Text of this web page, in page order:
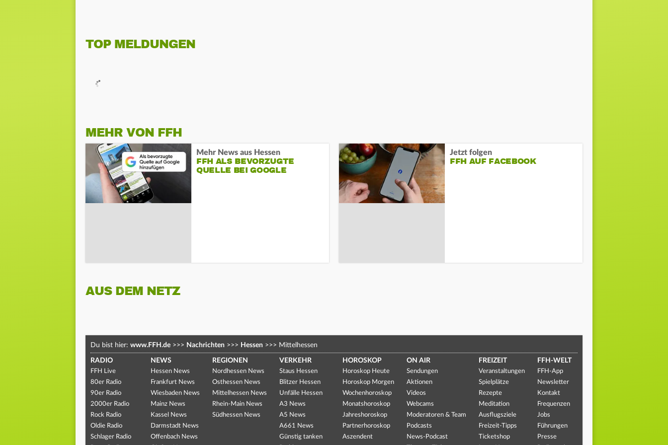
TOP MELDUNGEN
MEHR VON FFH
Mehr News aus Hessen
FFH ALS BEVORZUGTE
QUELLE BEI GOOGLE
Jetzt folgen
FFH AUF FACEBOOK
AUS DEM NETZ
Du bist hier: www.FFH.de >>> Nachrichten >>> Hessen >>> Mittelhessen
RADIO
FFH Live
80er Radio
90er Radio
2000er Radio
Rock Radio
Oldie Radio
Schlager Radio
NEWS
Hessen News
Frankfurt News
Wiesbaden News
Mainz News
Kassel News
Darmstadt News
Offenbach News
REGIONEN
Nordhessen News
Osthessen News
Mittelhessen News
Rhein-Main News
Südhessen News
VERKEHR
Staus Hessen
Blitzer Hessen
Unfälle Hessen
A3 News
A5 News
A661 News
Günstig tanken
HOROSKOP
Horoskop Heute
Horoskop Morgen
Wochenhoroskop
Monatshoroskop
Jahreshoroskop
Partnerhoroskop
Aszendent
ON AIR
Sendungen
Aktionen
Videos
Webcams
Moderatoren & Team
Podcasts
News-Podcast
FREIZEIT
Veranstaltungen
Spielplätze
Rezepte
Meditation
Ausflugsziele
Freizeit-Tipps
Ticketshop
FFH-WELT
FFH-App
Newsletter
Kontakt
Frequenzen
Jobs
Führungen
Presse